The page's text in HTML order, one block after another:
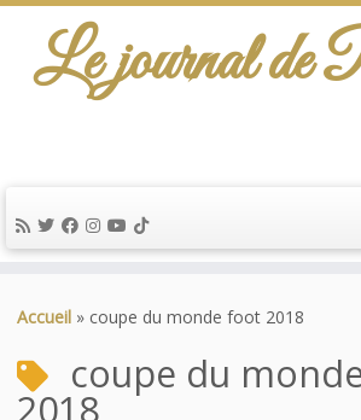
au
Le journal de
Accueil » coupe du monde foot 2018
coupe du
2018